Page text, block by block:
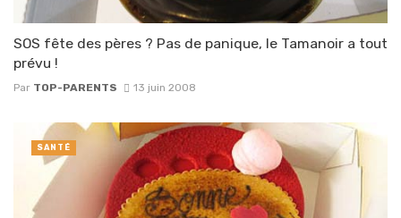
SOS fête des pères ? Pas de panique, le Tamanoir a tout
prévu !
Par TOP-PARENTS 13 juin 2008
SANTÉ